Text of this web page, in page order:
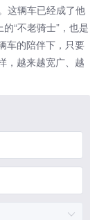
这辆车已经成了他
“不老骑士”，也是
车的陪伴下，只要
，越来越宽广、越